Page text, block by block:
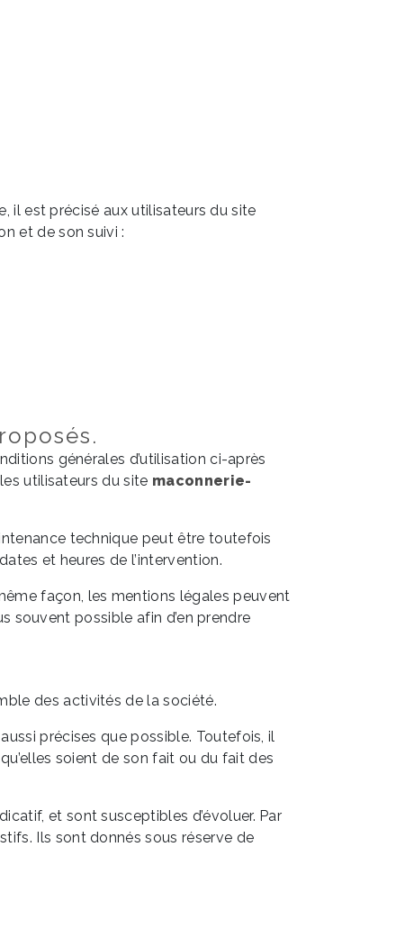
il est précisé aux utilisateurs du site
et de son suivi :
générales d’utilisation ci-après
utilisateurs du site maconnerie-
technique peut être toutefois
et heures de l’intervention.
façon, les mentions légales peuvent
souvent possible afin d’en prendre
des activités de la société.
précises que possible. Toutefois, il
soient de son fait ou du fait des
et sont susceptibles d’évoluer. Par
Ils sont donnés sous réserve de